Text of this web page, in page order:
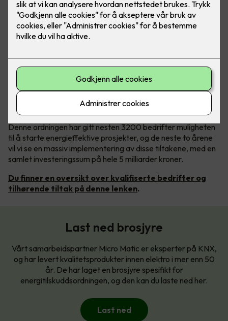
I løpet av de siste årene har energiforbruk og bærekraft blitt
stadig viktigere temaer både nasjonalt og internasjonalt.
Som et svar på disse utfordringene har den norske
regjeringen innført energitilskuddsordningen.
Denne ordningen har gitt nesten 3200 bedrifter muligheten
til å starte energieffektive prosjekter, og de neste to årene
vil vi se en massiv implementering av disse tiltakene, med en
samlet investeringssum på hele 5 milliarder kroner.
Du finner en oversikt over kvalifiserte bedrifter og
tilhørende tiltak på denne lenken.
Last ned brosjyre
Vårt samarbeidspartner Micro Matic er eksperter på KNX,
og har levert kvalitetsprodukter innen elektro i mer enn 50
år. De har laget en brosjyre spesifikt for
energitilskuddsordningen, og den kan du laste ned her.
Last ned